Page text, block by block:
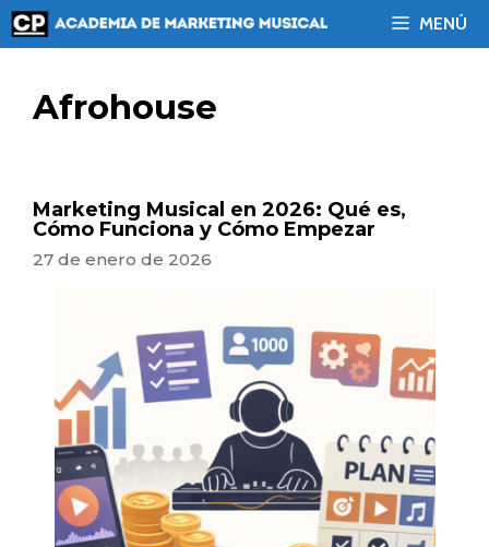
Saltar
al
contenido
MENÚ
Afrohouse
Marketing Musical en 2026: Qué es,
Cómo Funciona y Cómo Empezar
27 de enero de 2026